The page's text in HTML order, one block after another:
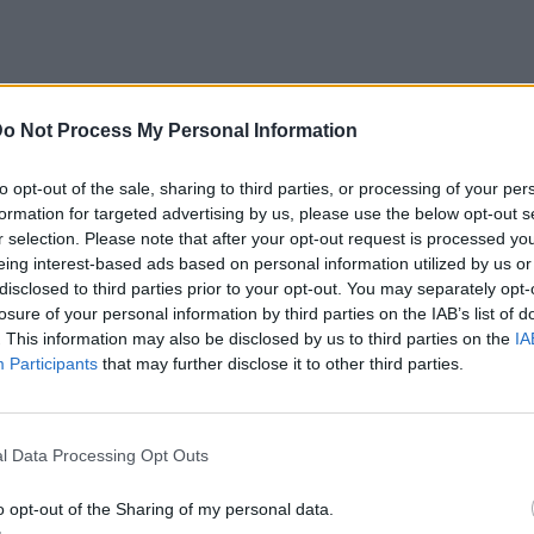
Not Process My Personal Information
opt-out of the sale, sharing to third parties, or processing of your
for targeted advertising by us, please use the below opt-out
selection. Please note that after your opt-out request is processed
interest-based ads based on personal information utilized by us
to third parties prior to your opt-out. You may separately
of your personal information by third parties on the IAB’s list of
This information may also be disclosed by us to third parties on the
Participants that may further disclose it to other third parties.
Data Processing Opt Outs
opt-out of the Sharing of my personal data.
στον Γιώργο Λιάγκα, είπε κατά τη
που λέει ο Λιάγκας “σας κοροϊδεύουν,
κιόλας, είναι μια ρητορική που, αν με
τον κόσμο. Η κοροϊδία δεν γίνεται
κάποιου φόρου για το κρατικό
κανάλια και από ιδιωτικές
Μπορεί να σε κοροϊδέψει κάποιος και
από τη θέση του καμεραμάν είτε
είναι η ΕΡΤ;», είπε η παρουσιάστρια